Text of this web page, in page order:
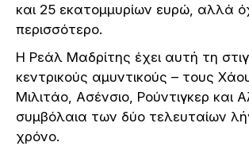
και 25 εκατομμυρίων ευρώ, αλλά
περισσότερο.
Η Ρεάλ Μαδρίτης έχει αυτή τη
κεντρικούς αμυντικούς – τους
Μιλιτάο, Ασένσιο, Ρούντιγκερ και
συμβόλαια των δύο τελευταίων
χρόνο.